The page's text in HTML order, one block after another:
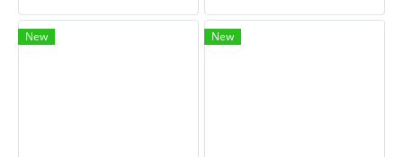
บางพลี จังหวัดสมุทรปราการ
เนื้อที่ดิน 18.2 ตร.ว. พื้นที่ใช้สอย
ตัวบ้าน 84 ตร.ม. ฟังก์ชันลงตัว
ประมาณ 70 ตร.ม. ฟังก์ชัน 2
ห้องนอน 2 ห้องน้ำ จอดรถได้ 1
คัน ตัวบ้านโครงสร้างแข็งแรง
New New